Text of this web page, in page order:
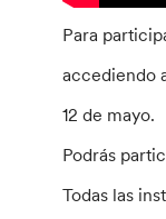
Para
accediendo
12 de mayo.
Podrás
Todas las